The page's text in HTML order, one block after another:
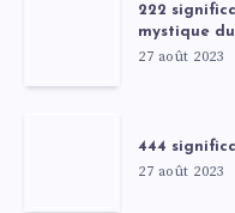
222
mystique
27 août 2023
444
27 août 2023